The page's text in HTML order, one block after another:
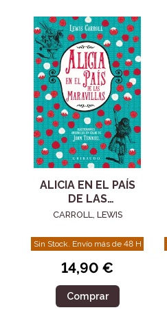
ALICIA EN EL PAÍS
DE LAS
MARAVILLAS
CARROLL, LEWIS
Sin Stock. Envío más de 48 H
14,90 €
Comprar